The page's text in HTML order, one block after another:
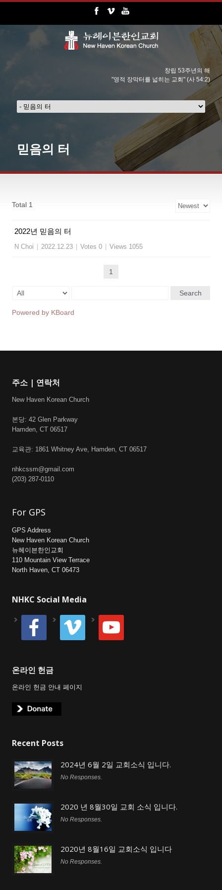
창립 53주년의 해
"영적 장막터를 넓히는 교회" (사 54:2)
믿음의 터
Total 1
2022년 믿음의 터
N Choi 2022.12.23 Votes 0 Views 1055
1
Search
Powered by KBoard
주소 | 연락처
New Haven Korean Church
본당: 42 Glen Parkway
Hamden, CT 06517
교육관: 1861 Whitney Ave, Hamden, CT 06517
nhkcssm@gmail.com
(203) 287-0110
For GPS
GPS Address
New Haven Korean Church
뉴헤이븐한인교회
110 Mountain View Terrace
North Haven, CT 06473
NHKC Social Media
facebook vimeo youtube
온라인 헌금
온라인 헌금 안내 페이지
Recent Posts
2024년 6월 2일 교회소식 입니다.
No Responses.
2020 년 8월30일 교회 소식 입니다.
No Responses.
2020년 8월16일 교회소식 입니다
No Responses.